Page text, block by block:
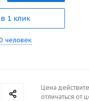
1 клик
человек
Цена
отличаться от